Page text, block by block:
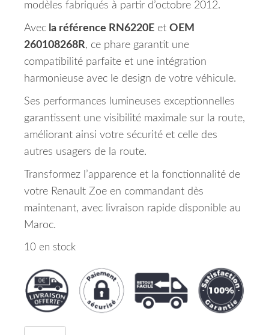
modèles fabriqués à partir d’octobre 2012.
Avec la référence RN6220E et OEM
260108268R, ce phare garantit une
compatibilité parfaite et une intégration
harmonieuse avec le design de votre véhicule.
Ses performances lumineuses exceptionnelles
garantissent une visibilité maximale sur la route,
améliorant ainsi votre sécurité et celle des
autres usagers de la route.
Transformez l’apparence et la fonctionnalité de
votre Renault Zoe en commandant dès
maintenant, avec livraison rapide disponible au
Maroc.
10 en stock